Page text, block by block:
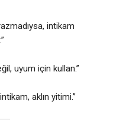
intikam
uyum için kullan.”
aklın yitimi.”